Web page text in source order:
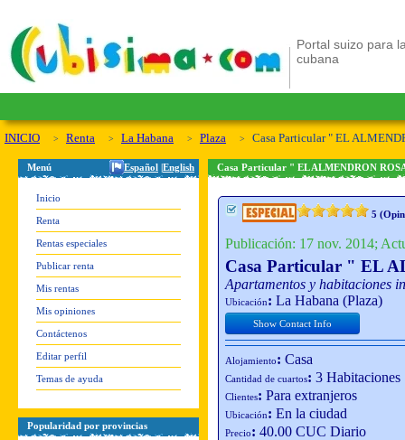
Portal suizo para
cubana
INICIO Renta La Habana Plaza Casa Particular " EL
Menú Español |English
Inicio
Renta
Rentas especiales
Publicar renta
Mis rentas
Mis opiniones
Contáctenos
Editar perfil
Temas de ayuda
Popularidad por provincias
Casa Particular " EL ALMENDRON
5
Publicación: 17 nov. 2014;
Casa Particular " EL
Apartamentos y habitaciones
Ubicación: La Habana (Plaza)
Show Contact Info
Alojamiento: Casa
Cantidad de cuartos: 3 Habitaciones
Clientes: Para extranjeros
Ubicación: En la ciudad
Precio: 40.00 CUC Diario